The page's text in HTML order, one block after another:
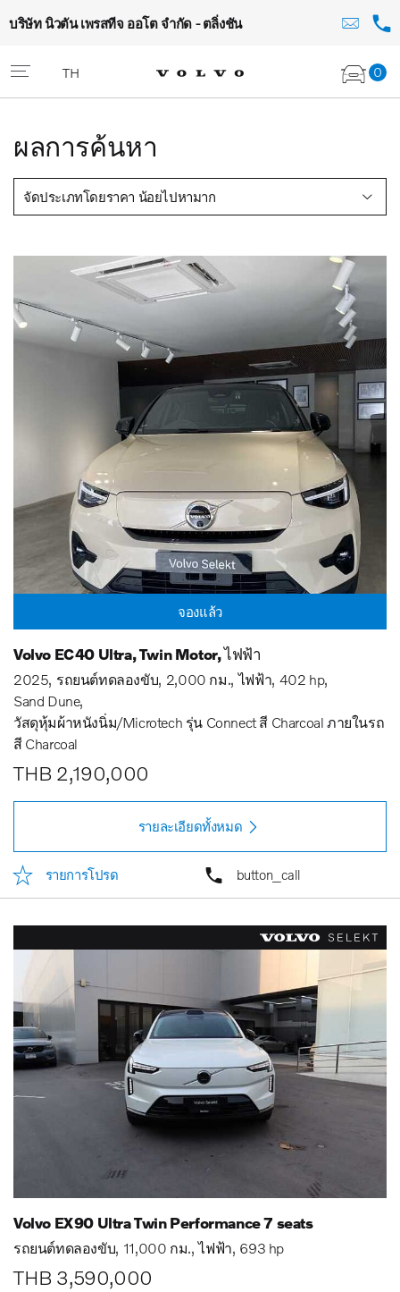
บริษัท นิวตัน เพรสทีจ ออโต จำกัด - ตลิ่งชัน
0
TH
ผลการค้นหา
จัดประเภทโดยราคา น้อยไปหามาก
จองแล้ว
Volvo EC40 Ultra, Twin Motor, ไฟฟ้า
2025 รถยนต์ทดลองขับ 2,000 กม. ไฟฟ้า 402 hp
Sand Dune
วัสดุหุ้มผ้าหนังนิ่ม/Microtech รุ่น Connect สี Charcoal ภายในรถ
สี Charcoal
THB 2,190,000
รายละเอียดทั้งหมด
รายการโปรด button_call
Volvo EX90 Ultra Twin Performance 7 seats
รถยนต์ทดลองขับ 11,000 กม. ไฟฟ้า 693 hp
THB 3,590,000